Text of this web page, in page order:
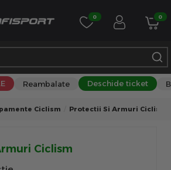
0 0
Reambalate Deschide ticket
Ciclism Protectii Si Armuri Ciclism
Ciclism